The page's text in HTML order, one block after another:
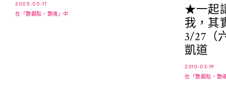
2005-05-17
在「艷觀點。艷魂」中
★一起
我，其
3/27（
凱道
2010-03-19
在「艷觀點。艷